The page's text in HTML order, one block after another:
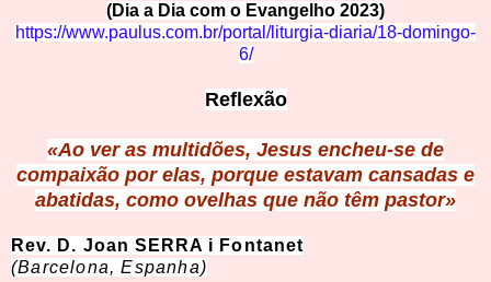
(Dia a Dia com o Evangelho 2023)
https://www.paulus.com.br/portal/liturgia-diaria/18-domingo-
6/
Reflexão
«Ao ver as multidões, Jesus encheu-se de
compaixão por elas, porque estavam cansadas e
abatidas, como ovelhas que não têm pastor»
Rev. D. Joan SERRA i Fontanet
(Barcelona, Espanha)